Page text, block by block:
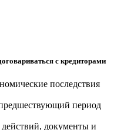
с кредиторами
последствия
период
документы и